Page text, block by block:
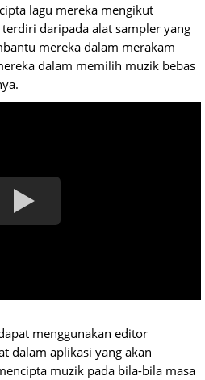
lagu mereka mengikut
daripada alat sampler yang
mereka dalam merakam
dalam memilih muzik bebas
menggunakan editor
dalam aplikasi yang akan
muzik pada bila-bila masa